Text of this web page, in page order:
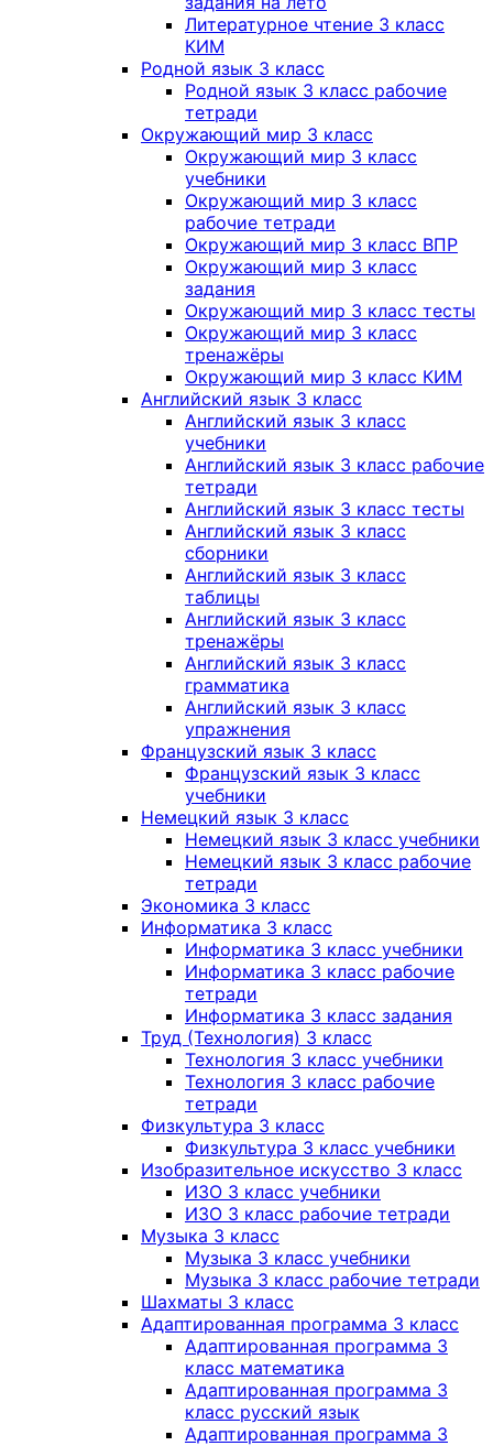
Литературное чтение 3 класс
КИМ
Родной язык 3 класс
Родной язык 3 класс рабочие
тетради
Окружающий мир 3 класс
Окружающий мир 3 класс
учебники
Окружающий мир 3 класс
рабочие тетради
Окружающий мир 3 класс ВПР
Окружающий мир 3 класс
задания
Окружающий мир 3 класс тесты
Окружающий мир 3 класс
тренажёры
Окружающий мир 3 класс КИМ
Английский язык 3 класс
Английский язык 3 класс
учебники
Английский язык 3 класс рабочие
тетради
Английский язык 3 класс тесты
Английский язык 3 класс
сборники
Английский язык 3 класс
таблицы
Английский язык 3 класс
тренажёры
Английский язык 3 класс
грамматика
Английский язык 3 класс
упражнения
Французский язык 3 класс
Французский язык 3 класс
учебники
Немецкий язык 3 класс
Немецкий язык 3 класс учебники
Немецкий язык 3 класс рабочие
тетради
Экономика 3 класс
Информатика 3 класс
Информатика 3 класс учебники
Информатика 3 класс рабочие
тетради
Информатика 3 класс задания
Труд (Технология) 3 класс
Технология 3 класс учебники
Технология 3 класс рабочие
тетради
Физкультура 3 класс
Физкультура 3 класс учебники
Изобразительное искусство 3 класс
ИЗО 3 класс учебники
ИЗО 3 класс рабочие тетради
Музыка 3 класс
Музыка 3 класс учебники
Музыка 3 класс рабочие тетради
Шахматы 3 класс
Адаптированная программа 3 класс
Адаптированная программа 3
класс математика
Адаптированная программа 3
класс русский язык
Адаптированная программа 3